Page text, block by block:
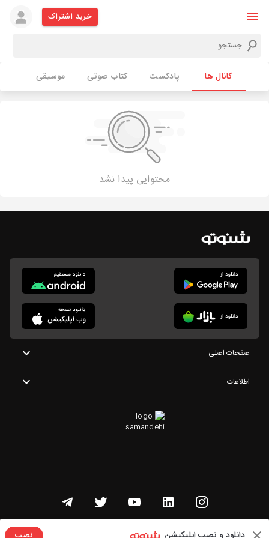
خرید اشتراک
کانال ها پادکست کتاب صوتی موسیقی
محتوایی پیدا نشد
صفحات اصلی
اطلاعات
تمامی حقوق این وبسایت متعلق به شنوتو است